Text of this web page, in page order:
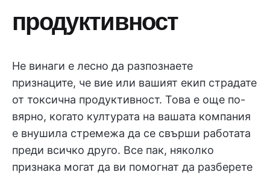
продуктивност
Не винаги е лесно да разпознаете
признаците, че вие или вашият екип страдате
от токсична продуктивност. Това е още по-
вярно, когато културата на вашата компания
е внушила стремежа да се свърши работата
преди всичко друго. Все пак, няколко
признака могат да ви помогнат да разберете